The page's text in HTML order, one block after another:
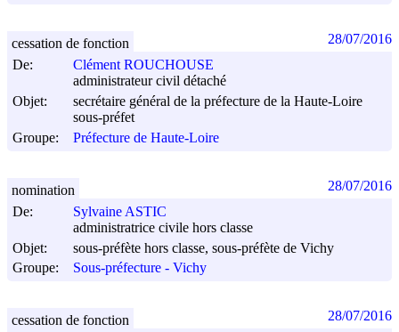
De:
Clément ROUCHOUSE
administrateur civil détaché
Objet:
secrétaire général de la préfecture de la Haute-Loire
sous-préfet
Groupe:
Préfecture de Haute-Loire
cessation de fonction 28/07/2016
De:
Sylvaine ASTIC
administratrice civile hors classe
Objet:
sous-préfète hors classe, sous-préfète de Vichy
Groupe:
Sous-préfecture - Vichy
nomination 28/07/2016
cessation de fonction 28/07/2016